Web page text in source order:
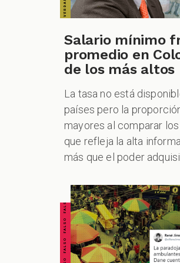
Salario mínimo
promedio en
de los más altos
La tasa no está
países pero la
mayores al comparar
que refleja la alta
más que el poder
FALSO FALSO FALSO FALSO FALSO FALSO FALSO